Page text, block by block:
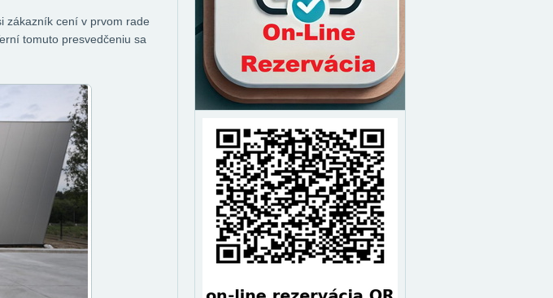
zákazník cení v prvom rade
tomuto presvedčeniu sa